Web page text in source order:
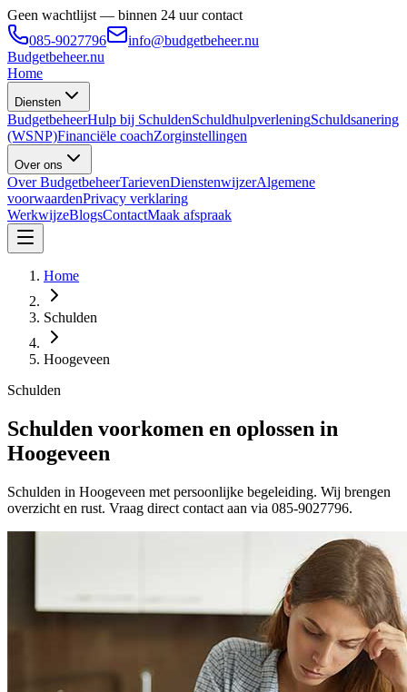
Geen wachtlijst — binnen 24 uur contact
085-9027796
info@budgetbeheer.nu
Budgetbeheer.nu
Home
Diensten
BudgetbeheerHulp bij SchuldenSchuldhulpverleningSchuldsanering
(WSNP)Financiële coachZorginstellingen
Over ons
Over BudgetbeheerTarievenDienstenwijzerAlgemene
voorwaardenPrivacy verklaring
WerkwijzeBlogsContactMaak afspraak
Home
Schulden
Hoogeveen
Schulden
Schulden voorkomen en oplossen in
Hoogeveen
Schulden in Hoogeveen met persoonlijke begeleiding. Wij brengen
overzicht en rust. Vraag direct contact aan via 085-9027796.